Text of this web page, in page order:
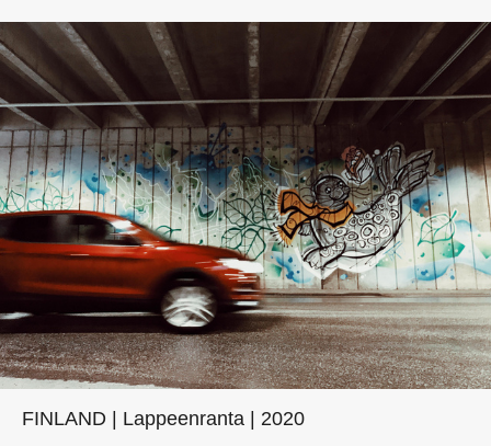
FINLAND | Lappeenranta | 2020